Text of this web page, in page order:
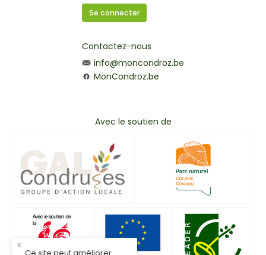
Se connecter
Contactez-nous
info@moncondroz.be
MonCondroz.be
Avec le soutien de
x